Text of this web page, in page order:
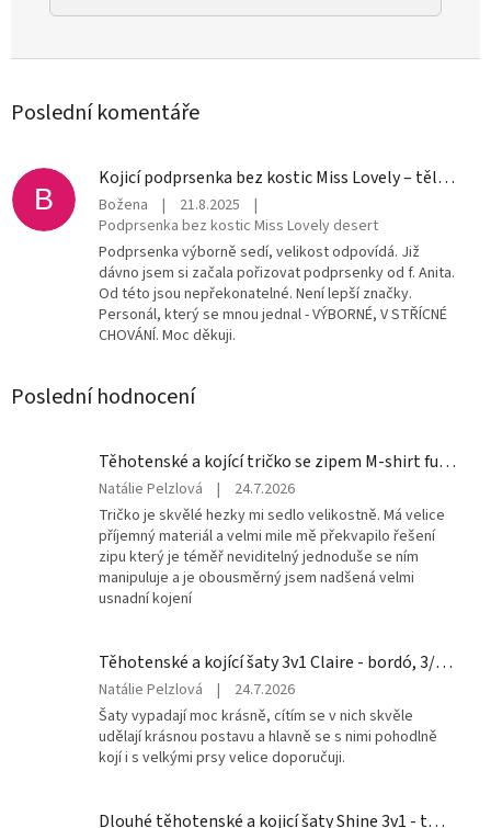
Poslední komentáře
B
Kojicí podprsenka bez kostic Miss Lovely – tělová s krajkou (desert)
Božena | 21.8.2025
|
Podprsenka bez kostic Miss Lovely desert
Podprsenka výborně sedí, velikost odpovídá. Již
dávno jsem si začala pořizovat podprsenky od f. Anita.
Od této jsou nepřekonatelné. Není lepší značky.
Personál, který se mnou jednal - VÝBORNÉ, V STŘÍCNÉ
CHOVÁNÍ. Moc děkuji.
Poslední hodnocení
Těhotenské a kojící tričko se zipem M-shirt fuchsie bavlněné
Hodnocení
produktu
je
5
z
5
hvězdiček.
Natálie Pelzlová |
24.7.2026
Tričko je skvělé hezky mi sedlo velikostně. Má velice
příjemný materiál a velmi mile mě překvapilo řešení
zipu který je téměř neviditelný jednoduše se ním
manipuluje a je obousměrný jsem nadšená velmi
usnadní kojení
Těhotenské a kojící šaty 3v1 Claire - bordó, 3/4 rukáv
Hodnocení
produktu
je
5
hvězdiček.
Natálie Pelzlová |
24.7.2026
Šaty vypadají moc krásně, cítím se v nich skvěle
udělají krásnou postavu a hlavně se s nimi pohodlně
kojí i s velkými prsy velice doporučuji.
Dlouhé těhotenské a kojicí šaty Shine 3v1 - tmavě zelené